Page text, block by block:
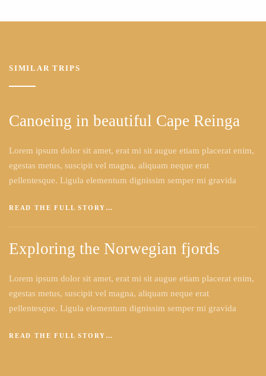
SIMILAR TRIPS
Canoeing in beautiful Cape Reinga
Lorem ipsum dolor sit amet, erat mi sit augue etiam placerat enim,
egestas metus, suscipit vel magna, aliquam neque erat
pellentesque. Ligula elementum dignissim semper mi gravida
READ THE FULL STORY…
Exploring the Norwegian fjords
Lorem ipsum dolor sit amet, erat mi sit augue etiam placerat enim,
egestas metus, suscipit vel magna, aliquam neque erat
pellentesque. Ligula elementum dignissim semper mi gravida
READ THE FULL STORY…